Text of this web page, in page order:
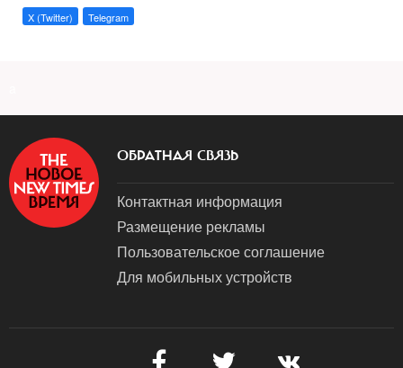
X (Twitter) Telegram
ОБРАТНАЯ СВЯЗЬ
Контактная информация
Размещение рекламы
Пользовательское соглашение
Для мобильных устройств